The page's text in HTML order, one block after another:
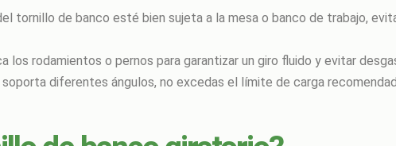
tornillo de banco esté bien sujeta a la mesa o banco de trabajo,
los rodamientos o pernos para garantizar un giro fluido y evitar
diferentes ángulos, no excedas el límite de carga